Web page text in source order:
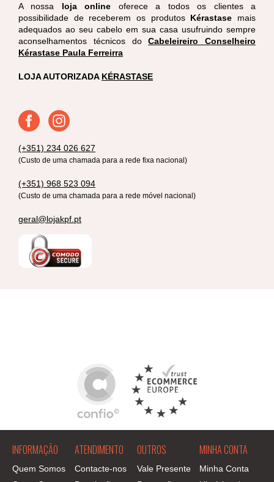
A nossa loja online oferece a todos os clientes a
possibilidade de receberem os produtos Kérastase mais
adequados ao seu cabelo em sua casa usufruindo sempre
aconselhamentos técnicos doCabeleireiro Conselheiro
Kérastase Paula Ferreirra
LOJA AUTORIZADA KÉRASTASE
(+351) 234 026 627
(Custo de uma chamada para a rede fixa nacional)
(+351) 968 523 094
(Custo de uma chamada para a rede móvel nacional)
geral@lojakpf.pt
INFORMAÇÃO
Quem Somos
ATENDIMENTO
Contacte-nos
OUTROS
Vale Presente
MINHA CONTA
Minha Conta